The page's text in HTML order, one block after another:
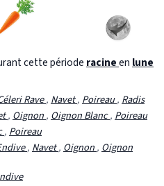
cette période racineen lune
Rave,Navet,Poireau,Radis
,Oignon,Oignon Blanc,Poireau
,Poireau
,Navet,Oignon,Oignon